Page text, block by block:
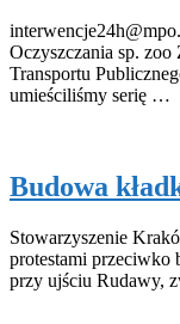
Oczyszczania sp.
Transportu
umieściliśmy serię …
Budowa
Stowarzyszenie
protestami przeciwko
przy ujściu Rudawy,